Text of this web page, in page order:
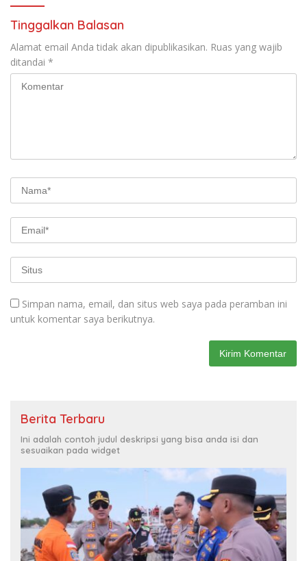
Tinggalkan Balasan
Alamat email Anda tidak akan dipublikasikan. Ruas yang wajib
ditandai *
Simpan nama, email, dan situs web saya pada peramban ini
untuk komentar saya berikutnya.
Berita Terbaru
Ini adalah contoh judul deskripsi yang bisa anda isi dan
sesuaikan pada widget